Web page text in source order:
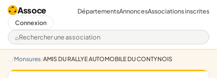
Assoce
Rechercher une association
DépartementsAnnoncesAssociations inscrites
Connexion
Monsures AMIS DU RALLYE AUTOMOBILE DU CONTYNOIS